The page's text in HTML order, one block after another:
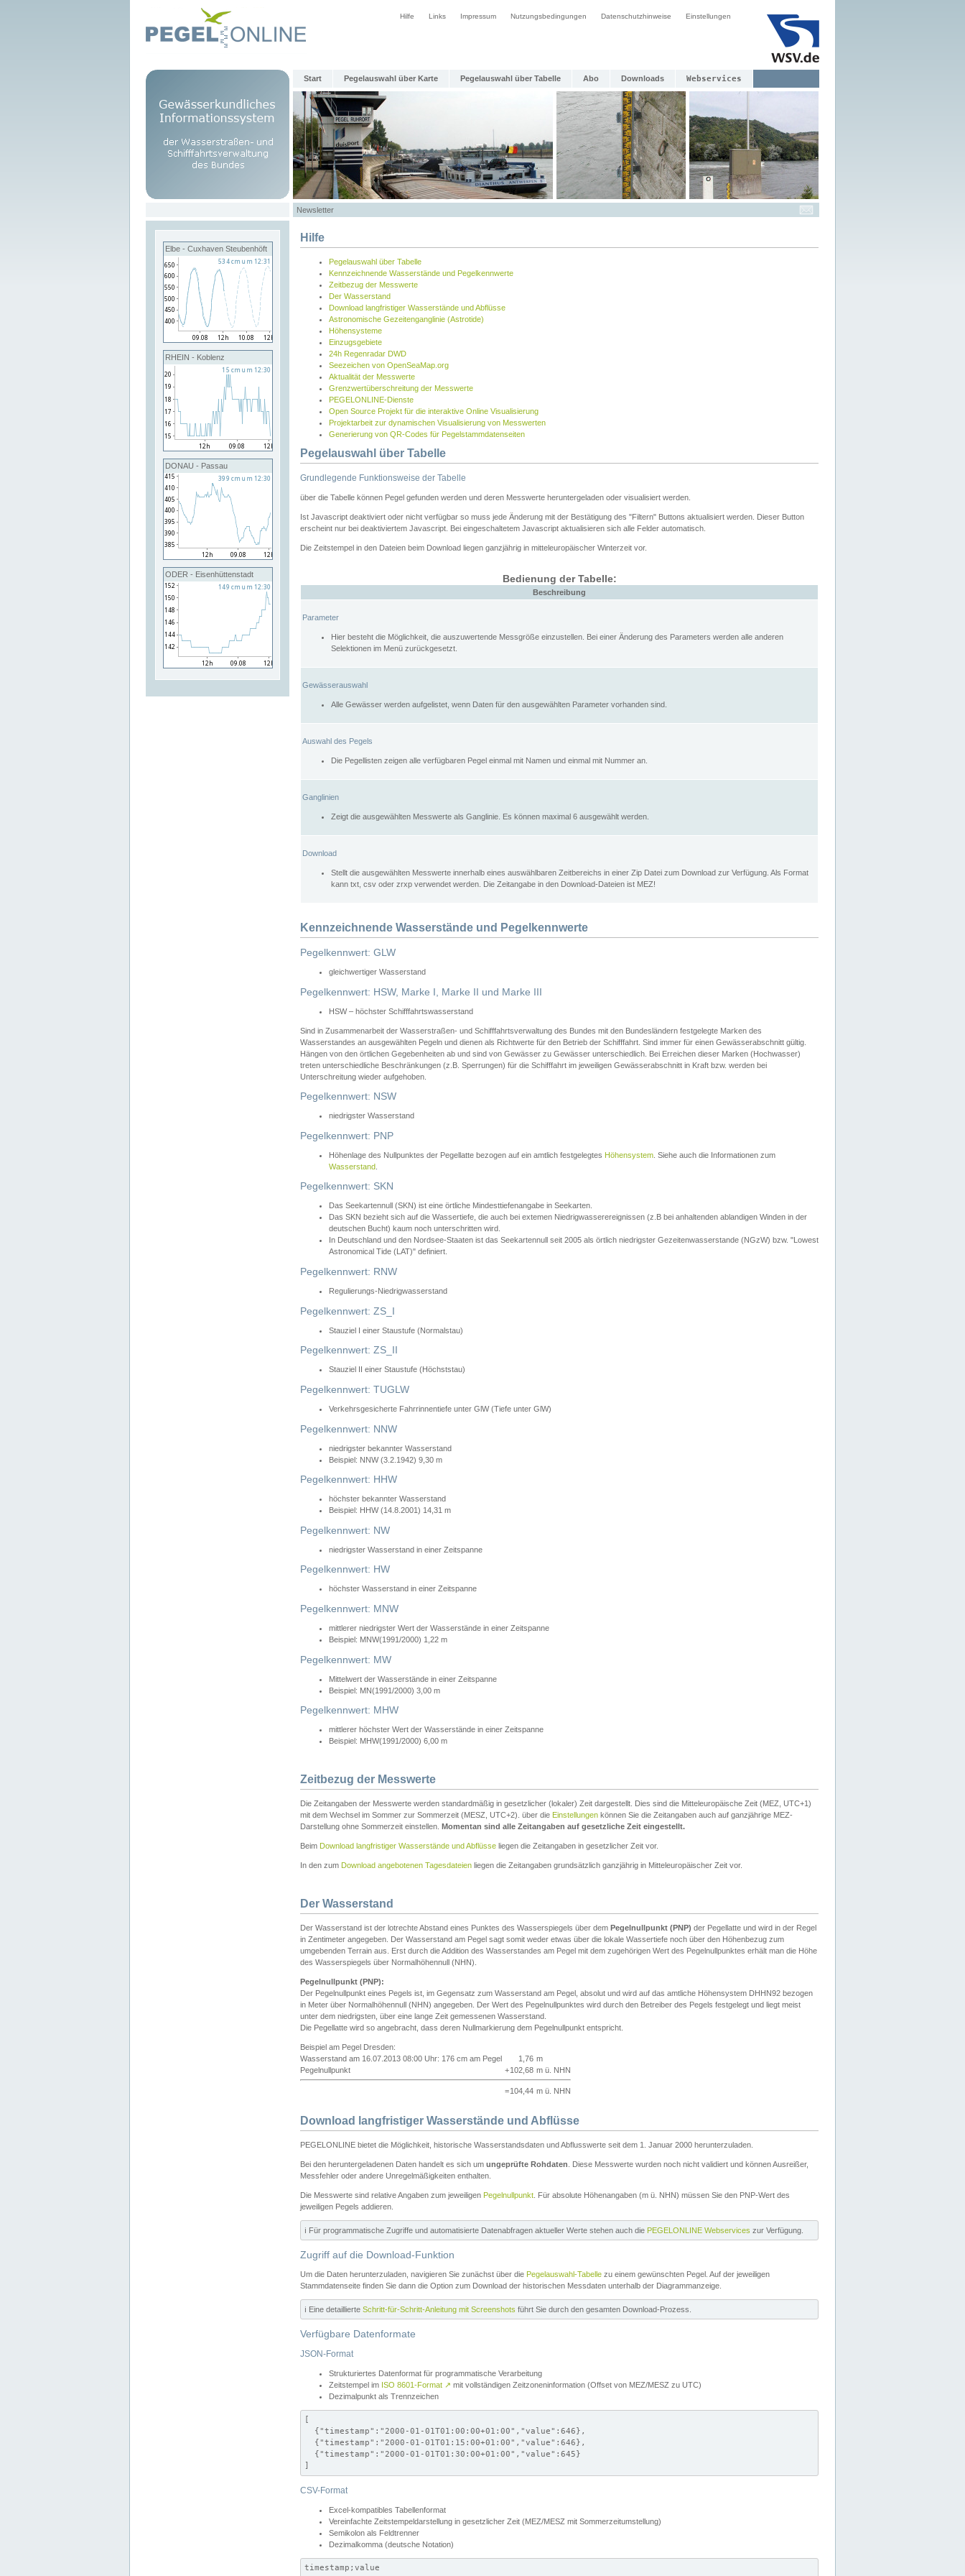
Hilfe Links Impressum Nutzungsbedingungen Datenschutzhinweise Einstellungen
Start Pegelauswahl über Karte Pegelauswahl über Tabelle Abo Downloads Webservices
Newsletter
Elbe - Cuxhaven Steubenhöft
RHEIN - Koblenz
DONAU - Passau
ODER - Eisenhüttenstadt
Hilfe
Pegelauswahl über Tabelle
Kennzeichnende Wasserstände und Pegelkennwerte
Zeitbezug der Messwerte
Der Wasserstand
Download langfristiger Wasserstände und Abflüsse
Astronomische Gezeitenganglinie (Astrotide)
Höhensysteme
Einzugsgebiete
24h Regenradar DWD
Seezeichen von OpenSeaMap.org
Aktualität der Messwerte
Grenzwertüberschreitung der Messwerte
PEGELONLINE-Dienste
Open Source Projekt für die interaktive Online Visualisierung
Projektarbeit zur dynamischen Visualisierung von Messwerten
Generierung von QR-Codes für Pegelstammdatenseiten
Pegelauswahl über Tabelle
Grundlegende Funktionsweise der Tabelle
über die Tabelle können Pegel gefunden werden und deren Messwerte heruntergeladen oder visualisiert werden.
Ist Javascript deaktiviert oder nicht verfügbar so muss jede Änderung mit der Bestätigung des "Filtern" Buttons aktualisiert werden. Dieser Button
erscheint nur bei deaktiviertem Javascript. Bei eingeschaltetem Javascript aktualisieren sich alle Felder automatisch.
Die Zeitstempel in den Dateien beim Download liegen ganzjährig in mitteleuropäischer Winterzeit vor.
Bedienung der Tabelle:
Beschreibung
Parameter
Hier besteht die Möglichkeit, die auszuwertende Messgröße einzustellen. Bei einer Änderung des Parameters werden alle anderen
Selektionen im Menü zurückgesetzt.
Gewässerauswahl
Alle Gewässer werden aufgelistet, wenn Daten für den ausgewählten Parameter vorhanden sind.
Auswahl des Pegels
Die Pegellisten zeigen alle verfügbaren Pegel einmal mit Namen und einmal mit Nummer an.
Ganglinien
Zeigt die ausgewählten Messwerte als Ganglinie. Es können maximal 6 ausgewählt werden.
Download
Stellt die ausgewählten Messwerte innerhalb eines auswählbaren Zeitbereichs in einer Zip Datei zum Download zur Verfügung. Als Format
kann txt, csv oder zrxp verwendet werden. Die Zeitangabe in den Download-Dateien ist MEZ!
Kennzeichnende Wasserstände und Pegelkennwerte
Pegelkennwert: GLW
gleichwertiger Wasserstand
Pegelkennwert: HSW, Marke I, Marke II und Marke III
HSW – höchster Schifffahrtswasserstand
Sind in Zusammenarbeit der Wasserstraßen- und Schifffahrtsverwaltung des Bundes mit den Bundesländern festgelegte Marken des
Wasserstandes an ausgewählten Pegeln und dienen als Richtwerte für den Betrieb der Schifffahrt. Sind immer für einen Gewässerabschnitt gültig.
Hängen von den örtlichen Gegebenheiten ab und sind von Gewässer zu Gewässer unterschiedlich. Bei Erreichen dieser Marken (Hochwasser)
treten unterschiedliche Beschränkungen (z.B. Sperrungen) für die Schifffahrt im jeweiligen Gewässerabschnitt in Kraft bzw. werden bei
Unterschreitung wieder aufgehoben.
Pegelkennwert: NSW
niedrigster Wasserstand
Pegelkennwert: PNP
Höhenlage des Nullpunktes der Pegellatte bezogen auf ein amtlich festgelegtes Höhensystem . Siehe auch die Informationen zum
Wasserstand
Pegelkennwert: SKN
Das Seekartennull (SKN) ist eine örtliche Mindesttiefenangabe in Seekarten.
Das SKN bezieht sich auf die Wassertiefe, die auch bei extemen Niedrigwasserereignissen (z.B bei anhaltenden ablandigen Winden in der
deutschen Bucht) kaum noch unterschritten wird.
In Deutschland und den Nordsee-Staaten ist das Seekartennull seit 2005 als örtlich niedrigster Gezeitenwasserstande (NGzW) bzw. "Lowest
Astronomical Tide (LAT)" definiert.
Pegelkennwert: RNW
Regulierungs-Niedrigwasserstand
Pegelkennwert: ZS_I
Stauziel I einer Staustufe (Normalstau)
Pegelkennwert: ZS_II
Stauziel II einer Staustufe (Höchststau)
Pegelkennwert: TUGLW
Verkehrsgesicherte Fahrrinnentiefe unter GlW (Tiefe unter GlW)
Pegelkennwert: NNW
niedrigster bekannter Wasserstand
Beispiel: NNW (3.2.1942) 9,30 m
Pegelkennwert: HHW
höchster bekannter Wasserstand
Beispiel: HHW (14.8.2001) 14,31 m
Pegelkennwert: NW
niedrigster Wasserstand in einer Zeitspanne
Pegelkennwert: HW
höchster Wasserstand in einer Zeitspanne
Pegelkennwert: MNW
mittlerer niedrigster Wert der Wasserstände in einer Zeitspanne
Beispiel: MNW(1991/2000) 1,22 m
Pegelkennwert: MW
Mittelwert der Wasserstände in einer Zeitspanne
Beispiel: MN(1991/2000) 3,00 m
Pegelkennwert: MHW
mittlerer höchster Wert der Wasserstände in einer Zeitspanne
Beispiel: MHW(1991/2000) 6,00 m
Zeitbezug der Messwerte
Die Zeitangaben der Messwerte werden standardmäßig in gesetzlicher (lokaler) Zeit dargestellt. Dies sind die Mitteleuropäische Zeit (MEZ, UTC+1)
mit dem Wechsel im Sommer zur Sommerzeit (MESZ, UTC+2). über die Einstellungen können Sie die Zeitangaben auch auf ganzjährige MEZ-
Darstellung ohne Sommerzeit einstellen. Momentan sind alle Zeitangaben auf gesetzliche Zeit eingestellt.
Beim Download langfristiger Wasserstände und Abflüsse liegen die Zeitangaben in gesetzlicher Zeit vor.
In den zum Download angebotenen Tagesdateien liegen die Zeitangaben grundsätzlich ganzjährig in Mitteleuropäischer Zeit vor.
Der Wasserstand
Der Wasserstand ist der lotrechte Abstand eines Punktes des Wasserspiegels über dem Pegelnullpunkt (PNP) der Pegellatte und wird in der Regel
in Zentimeter angegeben. Der Wasserstand am Pegel sagt somit weder etwas über die lokale Wassertiefe noch über den Höhenbezug zum
umgebenden Terrain aus. Erst durch die Addition des Wasserstandes am Pegel mit dem zugehörigen Wert des Pegelnullpunktes erhält man die Höhe
des Wasserspiegels über Normalhöhennull (NHN).
Pegelnullpunkt (PNP):
Der Pegelnullpunkt eines Pegels ist, im Gegensatz zum Wasserstand am Pegel, absolut und wird auf das amtliche Höhensystem DHHN92 bezogen
in Meter über Normalhöhennull (NHN) angegeben. Der Wert des Pegelnullpunktes wird durch den Betreiber des Pegels festgelegt und liegt meist
unter dem niedrigsten, über eine lange Zeit gemessenen Wasserstand.
Die Pegellatte wird so angebracht, dass deren Nullmarkierung dem Pegelnullpunkt entspricht.
Beispiel am Pegel Dresden:
Wasserstand am 16.07.2013 08:00 Uhr: 176 cm am Pegel
1,76 m
Pegelnullpunkt
+102,68 m ü. NHN
=104,44 m ü. NHN
Download langfristiger Wasserstände und Abflüsse
PEGELONLINE bietet die Möglichkeit, historische Wasserstandsdaten und Abflusswerte seit dem 1. Januar 2000 herunterzuladen.
Bei den heruntergeladenen Daten handelt es sich um ungeprüfte Rohdaten . Diese Messwerte wurden noch nicht validiert und können Ausreißer,
Messfehler oder andere Unregelmäßigkeiten enthalten.
Die Messwerte sind relative Angaben zum jeweiligen Pegelnullpunkt . Für absolute Höhenangaben (m ü. NHN) müssen Sie den PNP-Wert des
jeweiligen Pegels addieren.
ℹ️ Für programmatische Zugriffe und automatisierte Datenabfragen aktueller Werte stehen auch die PEGELONLINE Webservices zur Verfügung.
Zugriff auf die Download-Funktion
Um die Daten herunterzuladen, navigieren Sie zunächst über die Pegelauswahl-Tabelle zu einem gewünschten Pegel. Auf der jeweiligen
Stammdatenseite finden Sie dann die Option zum Download der historischen Messdaten unterhalb der Diagrammanzeige.
ℹ️ Eine detaillierte Schritt-für-Schritt-Anleitung mit Screenshots führt Sie durch den gesamten Download-Prozess.
Verfügbare Datenformate
JSON-Format
Strukturiertes Datenformat für programmatische Verarbeitung
Zeitstempel im ISO 8601-Format ↗ mit vollständigen Zeitzoneninformation (Offset von MEZ/MESZ zu UTC)
Dezimalpunkt als Trennzeichen
[
  {"timestamp":"2000-01-01T01:00:00+01:00","value":646},
  {"timestamp":"2000-01-01T01:15:00+01:00","value":646},
  {"timestamp":"2000-01-01T01:30:00+01:00","value":645}
]
CSV-Format
Excel-kompatibles Tabellenformat
Vereinfachte Zeitstempeldarstellung in gesetzlicher Zeit (MEZ/MESZ mit Sommerzeitumstellung)
Semikolon als Feldtrenner
Dezimalkomma (deutsche Notation)
timestamp;value